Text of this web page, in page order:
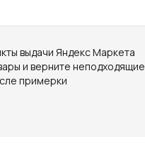
выдачи Яндекс Маркета
и верните неподходящие
примерки